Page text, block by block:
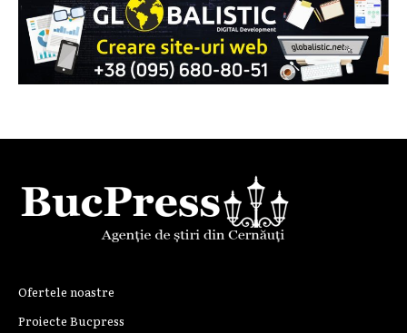
Ofertele noastre
Proiecte Bucpress